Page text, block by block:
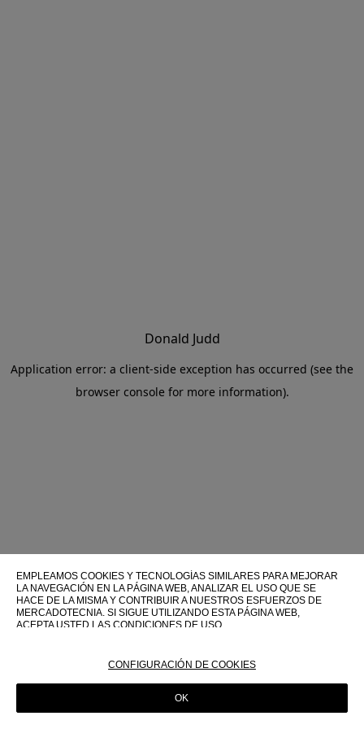
Donald Judd
Application error: a client-side exception has occurred (see the
browser console for more information).
EMPLEAMOS COOKIES Y TECNOLOGÍAS SIMILARES PARA MEJORAR
LA NAVEGACIÓN EN LA PÁGINA WEB, ANALIZAR EL USO QUE SE
HACE DE LA MISMA Y CONTRIBUIR A NUESTROS ESFUERZOS DE
MERCADOTECNIA. SI SIGUE UTILIZANDO ESTA PÁGINA WEB,
ACEPTA USTED LAS CONDICIONES DE USO.
SOBRE SU USO EN ESTA PÁGINA WEB, CONSULTE NUESTRA
CONFIGURACIÓN DE COOKIES
OK